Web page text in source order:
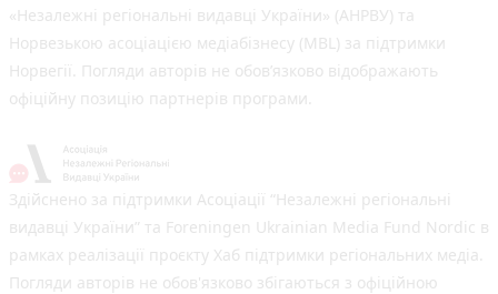
«Незалежні регіональні видавці України» (АНРВУ) та
Норвезькою асоціацією медіабізнесу (MBL) за підтримки
Норвегії. Погляди авторів не обов’язково відображають
офіційну позицію партнерів програми.
Здійснено за підтримки Асоціації “Незалежні регіональні
видавці України” та Foreningen Ukrainian Media Fund Nordic в
рамках реалізації проєкту Хаб підтримки регіональних медіа.
Погляди авторів не обов'язково збігаються з офіційною